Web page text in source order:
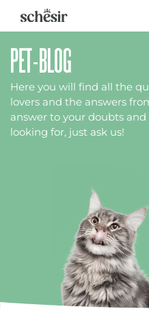
PET-BLOG
Here you will find all the
lovers and the answers
answer to your doubts
looking for, just ask us!